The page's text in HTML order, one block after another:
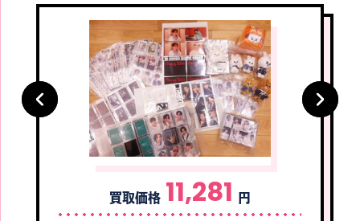
買取価格
2,000円
LAMP
買取価格
2,300円
BTS 2019 5TH MUSTER M
AGIC SHOP MOOD LIGHT
ムードライト
BTS
BTS V バッグ MUTE BOST
ON BAG マルチボストンバ
ッグ
買取価格 11,281 円